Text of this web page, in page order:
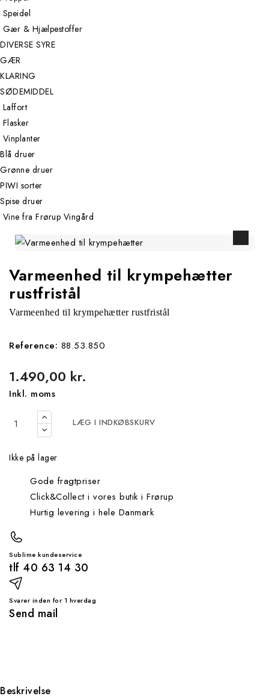
Speidel
Gær & Hjælpestoffer
DIVERSE SYRE
GÆR
KLARING
SØDEMIDDEL
Laffort
Flasker
Vinplanter
Blå druer
Grønne druer
PIWI sorter
Spise druer
Vine fra Frørup Vingård
Varmeenhed til krympehætter
rustfristål
Varmeenhed til krympehætter rustfristål
Reference: 88.53.850
1.490,00 kr.
Inkl. moms
LÆG I INDKØBSKURV
Ikke på lager
Gode fragtpriser
Click&Collect i vores butik i Frørup
Hurtig levering i hele Danmark
Sublime kundeservice
tlf 40 63 14 30
Svarer inden for 1 hverdag
Send mail
Beskrivelse